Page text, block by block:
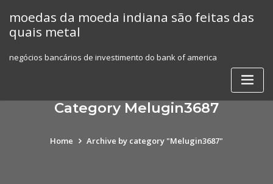
content
moedas da moeda indiana são feitas das
quais metal
negócios bancários de investimento do bank of america
Category Melugin3687
Home Archive by category "Melugin3687"